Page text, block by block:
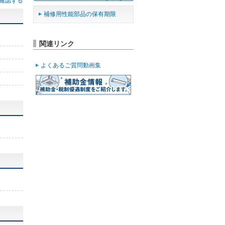
補修用性能部品の保有期限
関連リンク
よくあるご質問動画集